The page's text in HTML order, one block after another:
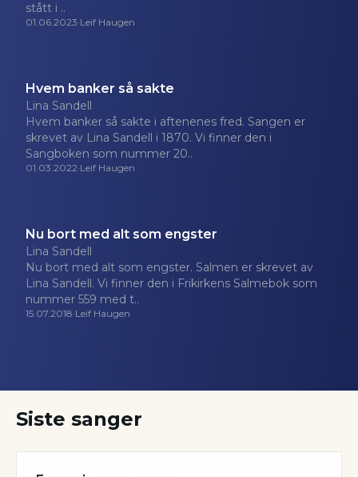
stått i ..
01.06.2023·Leif Haugen
Hvem banker så sakte
Lina Sandell
Hvem banker så sakte i aftenenes fred. Sangen er
skrevet av Lina Sandell i 1870. Vi finner den i
Sangboken som nummer 20..
01.03.2022·Leif Haugen
Nu bort med alt som engster
Lina Sandell
Nu bort med alt som engster. Salmen er skrevet av
Lina Sandell. Vi finner den i Frikirkens Salmebok som
nummer 559 med t..
15.07.2018·Leif Haugen
Siste sanger